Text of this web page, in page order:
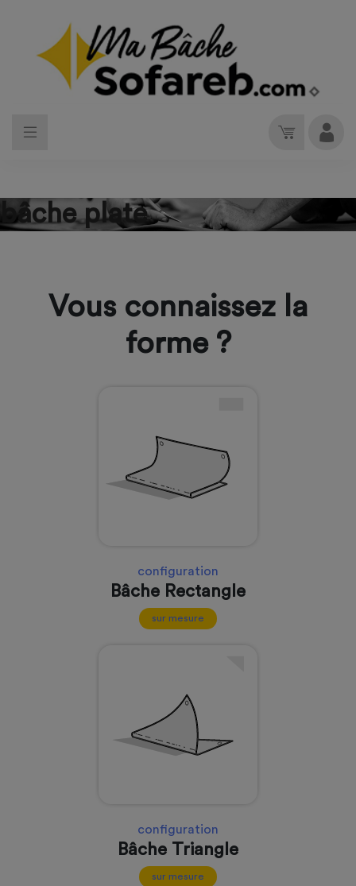
bâche plate
Vous connaissez la
forme ?
configuration
Bâche Rectangle
sur mesure
configuration
Bâche Triangle
sur mesure